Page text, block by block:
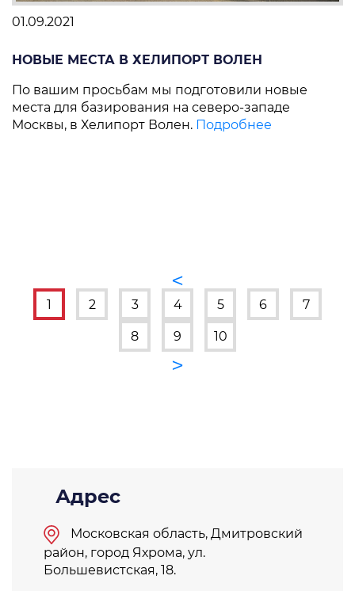
01.09.2021
НОВЫЕ МЕСТА В ХЕЛИПОРТ ВОЛЕН
По вашим просьбам мы подготовили новые
места для базирования на северо-западе
Москвы, в Хелипорт Волен. Подробнее
<
1 2 3 4 5 6 7
8 9 10
>
Адрес
Московская область, Дмитровский
район, город Яхрома, ул.
Большевистская, 18.